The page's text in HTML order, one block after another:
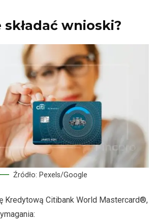
składać wnioski?
Źródło: Pexels/Google
Kredytową Citibank World Mastercard®,